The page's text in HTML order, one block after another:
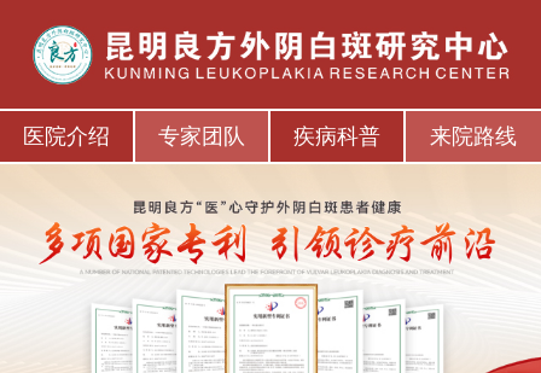
医院介绍 专家团队 疾病科普 来院路线